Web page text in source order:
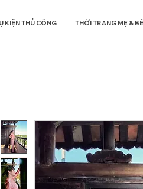
KIỆN THỦ CÔNG THỜI TRANG MẸ & BÉ